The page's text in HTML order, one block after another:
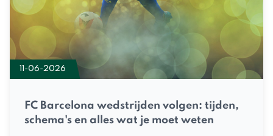
11-06-2026
FC Barcelona wedstrijden volgen: tijden,
schema's en alles wat je moet weten